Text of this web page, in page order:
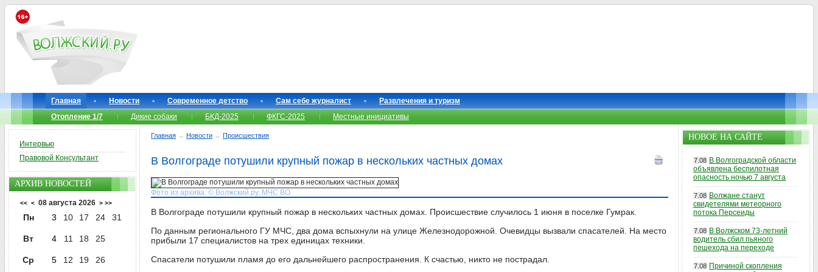
Главная Новости Современное детство Сам себе журналист
Развлечения и туризм
Отопление 1/7
Дикие собаки БКД-2025 ФКГС-2025 Местные инициативы
Главная → Новости → Происшествия
В Волгограде потушили крупный пожар в нескольких частных домах
Фото из архива. © Волжский.ру, МЧС ВО
В Волгограде потушили крупный пожар в нескольких частных домах. Происшествие случилось 1 июня в поселке Гумрак.
По данным регионального ГУ МЧС, два дома вспыхнули на улице Железнодорожной. Очевидцы вызвали спасателей. На место
прибыли 17 специалистов на трех единицах техники.
Спасатели потушили пламя до его дальнейшего распространения. К счастью, никто не пострадал.
Интервью
Правовой Консультант
АРХИВ НОВОСТЕЙ
<< < 08 августа 2026 > >>
Пн 3 10 17 24 31
Вт 4 11 18 25
Ср 5 12 19 26
НОВОЕ НА САЙТЕ
7.08 В Волгоградской области
объявлена беспилотная
опасность ночью 7 августа
7.08 Волжане станут
свидетелями метеорного
потока Персеиды
7.08 В Волжском 73-летний
водитель сбил пьяного
пешехода на переходе
7.08 Причиной скопления